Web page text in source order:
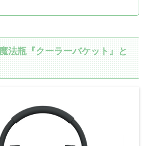
法瓶『クーラーバケット』と